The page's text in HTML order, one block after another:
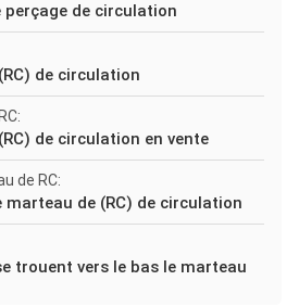
perçage de circulation
de circulation
de circulation en vente
de RC:
marteau de (RC) de circulation
trouent vers le bas le marteau